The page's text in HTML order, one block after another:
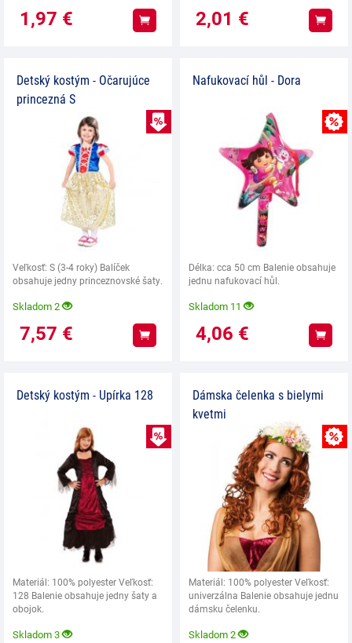
1,97 € Kúpiť 2,01 € Kúpiť
Detský kostým - Očarujúce
princezná S
Veľkosť: S (3-4 roky) Balíček
obsahuje jedny princeznovské šaty.
Skladom 2
7,57 € Kúpiť
Nafukovací hůl - Dora
Délka: cca 50 cm Balenie obsahuje
jednu nafukovací hůl.
Skladom 11
4,06 € Kúpiť
Detský kostým - Upírka 128
Materiál: 100% polyester Veľkosť:
128 Balenie obsahuje jedny šaty a
obojok.
Skladom 3
Dámska čelenka s bielymi
kvetmi
Materiál: 100% polyester Veľkosť:
univerzálna Balenie obsahuje jednu
dámsku čelenku.
Skladom 2